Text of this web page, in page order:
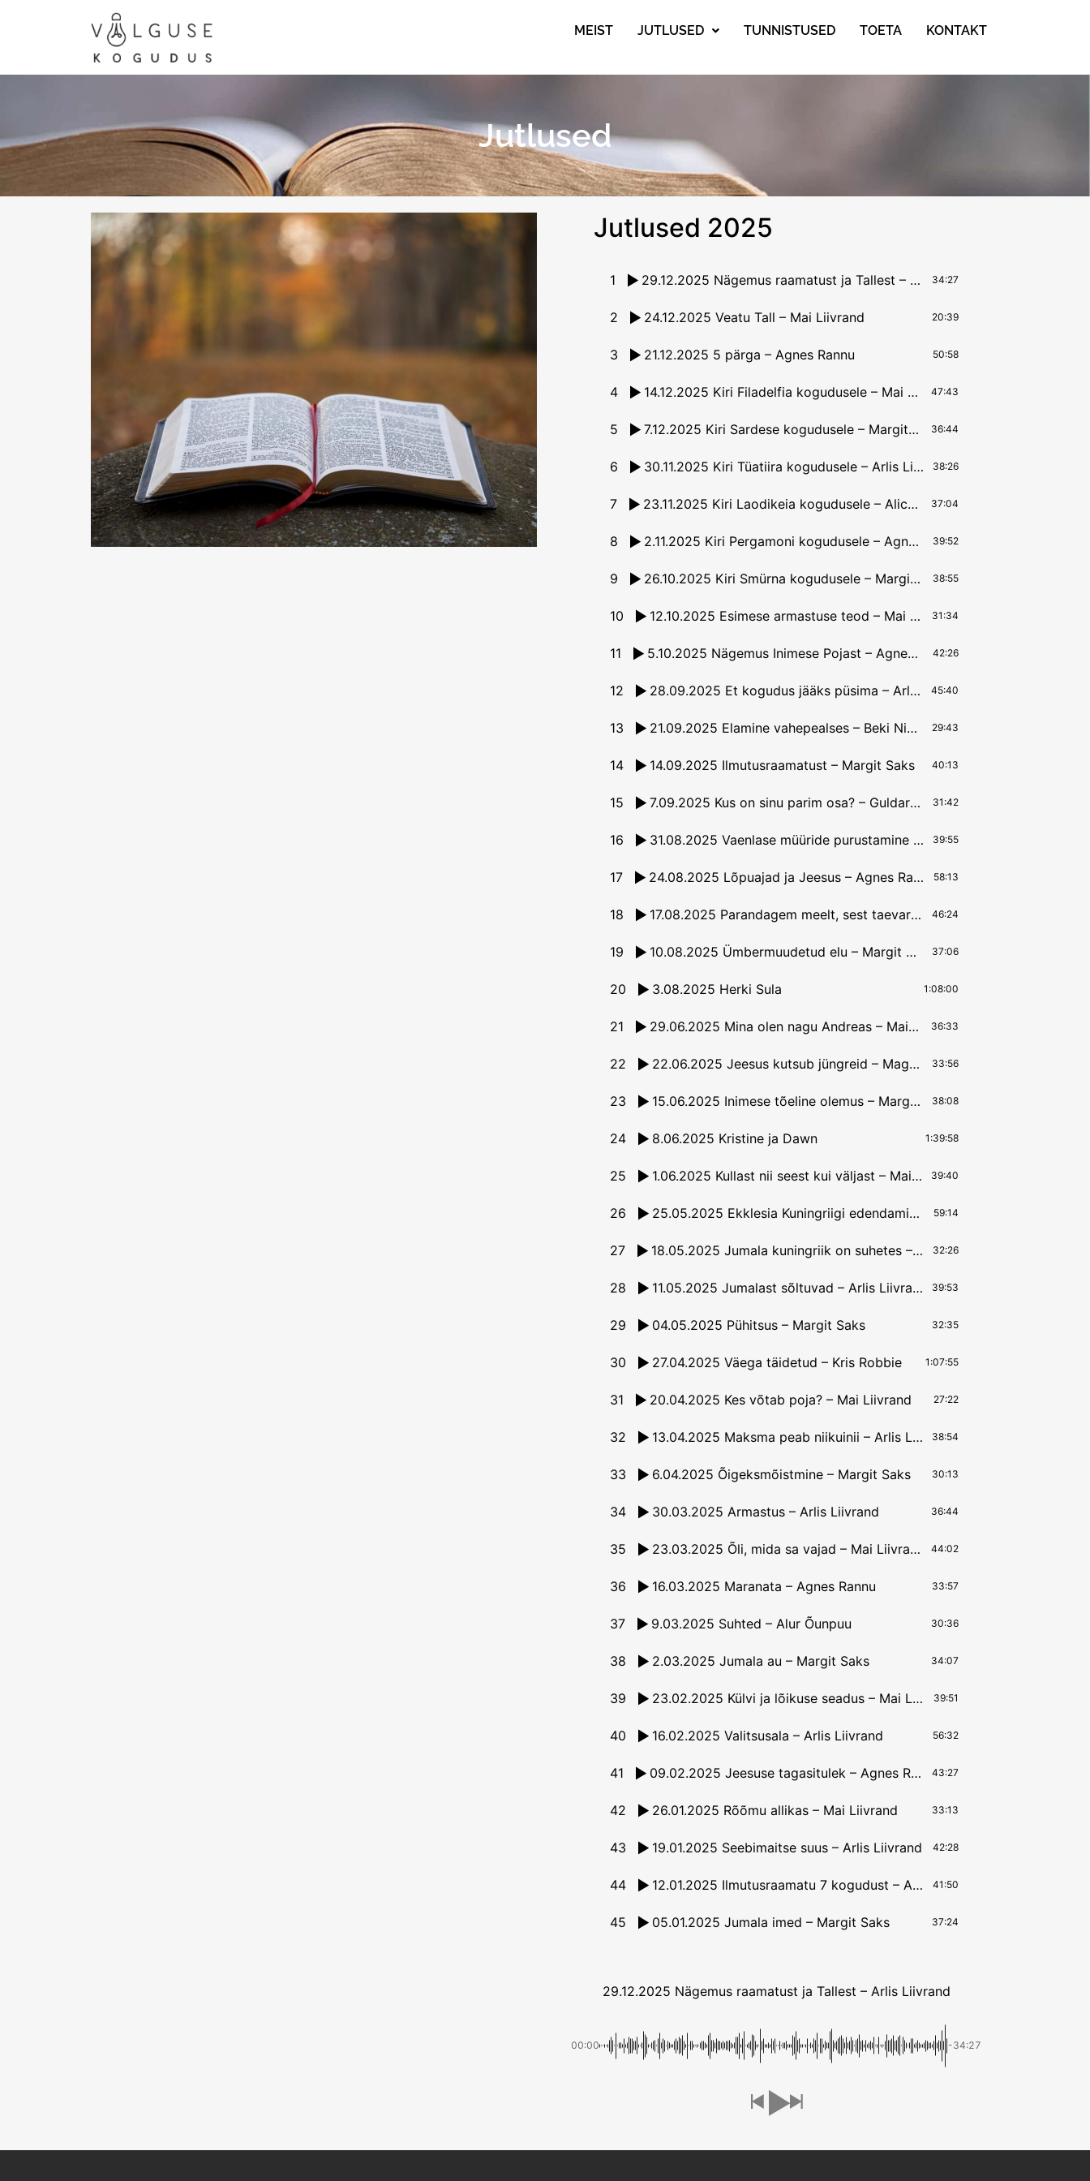
MEIST JUTLUSED TUNNISTUSED TOETA KONTAKT
Jutlused
Jutlused 2025
1 29.12.2025 Nägemus raamatust ja Tallest – Arlis Liivrand 34:27
2 24.12.2025 Veatu Tall – Mai Liivrand 20:39
3 21.12.2025 5 pärga – Agnes Rannu 50:58
4 14.12.2025 Kiri Filadelfia kogudusele – Mai Liivrand 47:43
5 7.12.2025 Kiri Sardese kogudusele – Margit Saks 36:44
6 30.11.2025 Kiri Tüatiira kogudusele – Arlis Liivrand 38:26
7 23.11.2025 Kiri Laodikeia kogudusele – Alice Osborn 37:04
8 2.11.2025 Kiri Pergamoni kogudusele – Agnes Rannu 39:52
9 26.10.2025 Kiri Smürna kogudusele – Margit Saks 38:55
10 12.10.2025 Esimese armastuse teod – Mai Liivrand 31:34
11 5.10.2025 Nägemus Inimese Pojast – Agnes Rannu 42:26
12 28.09.2025 Et kogudus jääks püsima – Arlis Liivrand 45:40
13 21.09.2025 Elamine vahepealses – Beki Nicholls 29:43
14 14.09.2025 Ilmutusraamatust – Margit Saks 40:13
15 7.09.2025 Kus on sinu parim osa? – Guldar Järve 31:42
16 31.08.2025 Vaenlase müüride purustamine – Arlis Liivrand 39:55
17 24.08.2025 Lõpuajad ja Jeesus – Agnes Rannu 58:13
18 17.08.2025 Parandagem meelt, sest taevariik on lähedal – Agnes Rannu 46:24
19 10.08.2025 Ümbermuudetud elu – Margit Saks 37:06
20 3.08.2025 Herki Sula 1:08:00
21 29.06.2025 Mina olen nagu Andreas – Mai Liivrand 36:33
22 22.06.2025 Jeesus kutsub jüngreid – Magne Mölster 33:56
23 15.06.2025 Inimese tõeline olemus – Margit Saks 38:08
24 8.06.2025 Kristine ja Dawn 1:39:58
25 1.06.2025 Kullast nii seest kui väljast – Mai Liivrand 39:40
26 25.05.2025 Ekklesia Kuningriigi edendamine – David Manokannan 59:14
27 18.05.2025 Jumala kuningriik on suhetes – Mai Liivrand 32:26
28 11.05.2025 Jumalast sõltuvad – Arlis Liivrand 39:53
29 04.05.2025 Pühitsus – Margit Saks 32:35
30 27.04.2025 Väega täidetud – Kris Robbie 1:07:55
31 20.04.2025 Kes võtab poja? – Mai Liivrand 27:22
32 13.04.2025 Maksma peab niikuinii – Arlis Liivrand 38:54
33 6.04.2025 Õigeksmõistmine – Margit Saks 30:13
34 30.03.2025 Armastus – Arlis Liivrand 36:44
35 23.03.2025 Õli, mida sa vajad – Mai Liivrand 44:02
36 16.03.2025 Maranata – Agnes Rannu 33:57
37 9.03.2025 Suhted – Alur Õunpuu 30:36
38 2.03.2025 Jumala au – Margit Saks 34:07
39 23.02.2025 Külvi ja lõikuse seadus – Mai Liivrand 39:51
40 16.02.2025 Valitsusala – Arlis Liivrand 56:32
41 09.02.2025 Jeesuse tagasitulek – Agnes Rannu 43:27
42 26.01.2025 Rõõmu allikas – Mai Liivrand 33:13
43 19.01.2025 Seebimaitse suus – Arlis Liivrand 42:28
44 12.01.2025 Ilmutusraamatu 7 kogudust – Agnes Rannu 41:50
45 05.01.2025 Jumala imed – Margit Saks 37:24
29.12.2025 Nägemus raamatust ja Tallest – Arlis Liivrand
00:00 -34:27